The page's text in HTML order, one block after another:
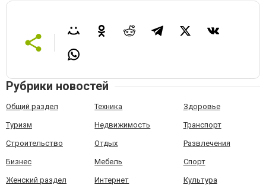
Рубрики новостей
Общий раздел Техника Здоровье
Туризм Недвижимость Транспорт
Строительство Отдых Развлечения
Бизнес Мебель Спорт
Женский раздел Интернет Культура